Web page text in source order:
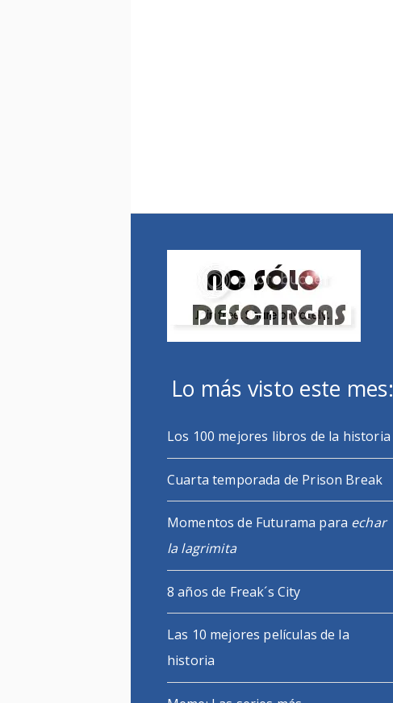
Lo más visto este mes:
Los 100 mejores libros de la historia
Cuarta temporada de Prison Break
Momentos de Futurama para echar
la lagrimita
8 años de Freak´s City
Las 10 mejores películas de la
historia